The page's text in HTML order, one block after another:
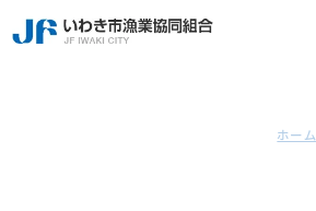
ホーム